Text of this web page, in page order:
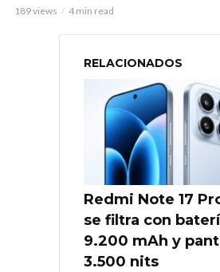
189 views 4 min read
RELACIONADOS
Redmi Note 17
se filtra con
9.200 mAh y
3.500 nits